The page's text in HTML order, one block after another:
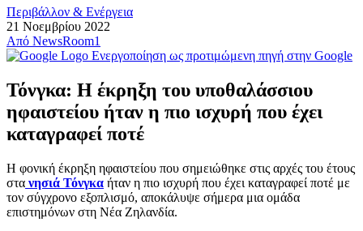
Περιβάλλον & Ενέργεια
21 Νοεμβρίου 2022
Από NewsRoom1
Ενεργοποίηση ως προτιμώμενη πηγή στην Google
Τόνγκα: Η έκρηξη του υποθαλάσσιου
ηφαιστείου ήταν η πιο ισχυρή που έχει
καταγραφεί ποτέ
Η φονική έκρηξη ηφαιστείου που σημειώθηκε στις αρχές του έτους
στα νησιά Τόνγκα ήταν η πιο ισχυρή που έχει καταγραφεί ποτέ με
τον σύγχρονο εξοπλισμό, αποκάλυψε σήμερα μια ομάδα
επιστημόνων στη Νέα Ζηλανδία.